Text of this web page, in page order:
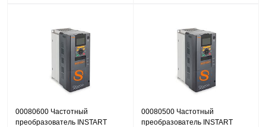
00080600 Частотный
преобразователь INSTART
00080500 Частотный
преобразователь INSTART